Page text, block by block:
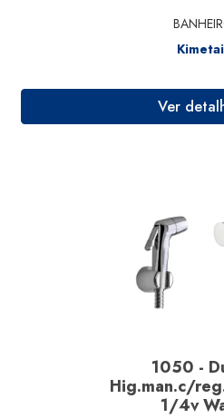
1050 -
Hig.man.c/
1/4v